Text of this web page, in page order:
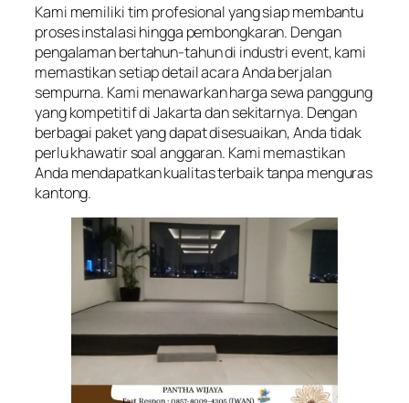
Kami memiliki tim profesional yang siap membantu
proses instalasi hingga pembongkaran. Dengan
pengalaman bertahun-tahun di industri event, kami
memastikan setiap detail acara Anda berjalan
sempurna. Kami menawarkan harga sewa panggung
yang kompetitif di Jakarta dan sekitarnya. Dengan
berbagai paket yang dapat disesuaikan, Anda tidak
perlu khawatir soal anggaran. Kami memastikan
Anda mendapatkan kualitas terbaik tanpa menguras
kantong.